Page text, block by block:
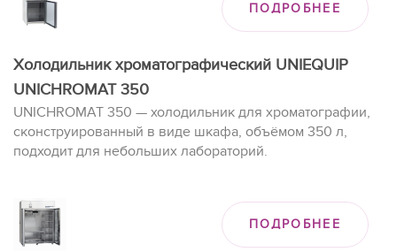
ПОДРОБНЕЕ
Холодильник хроматографический UNIEQUIP
UNICHROMAT 350
UNICHROMAT 350 — холодильник для хроматографии,
сконструированный в виде шкафа, объёмом 350 л,
подходит для небольших лабораторий.
ПОДРОБНЕЕ